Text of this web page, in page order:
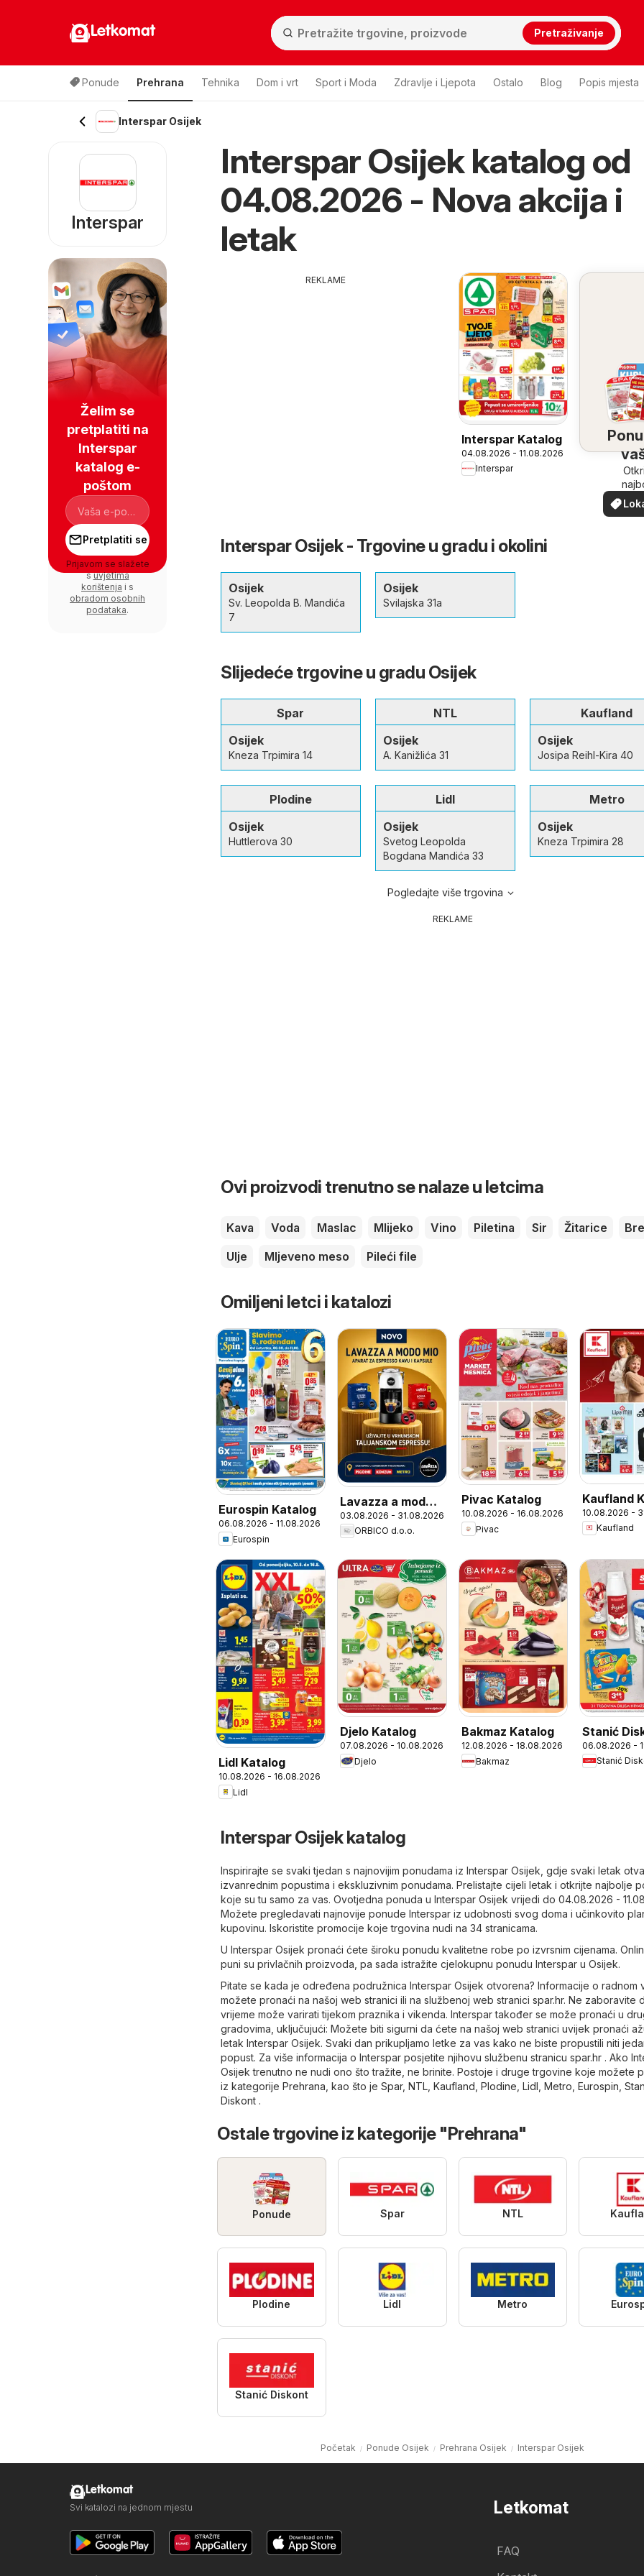
Letkomat Pretraživanje
Ponude Prehrana Tehnika Dom i vrt Sport i Moda Zdravlje i Ljepota Ostalo Blog Popis mjesta
Interspar Osijek
Interspar Osijek katalog od
04.08.2026 - Nova akcija i
letak
REKLAME
Interspar Katalog
04.08.2026 - 11.08.2026
Interspar
vašoj
Interspar Osijek - Trgovine u gradu i okolini
Osijek
Sv. Leopolda B. Mandića
7
Osijek
Svilajska 31a
Slijedeće trgovine u gradu Osijek
Spar
Osijek
Kneza Trpimira 14
NTL
Osijek
A. Kanižlića 31
Kaufland
Osijek
Josipa Reihl-Kira 40
Plodine
Osijek
Huttlerova 30
Lidl
Osijek
Svetog Leopolda
Bogdana Mandića 33
Metro
Osijek
Kneza Trpimira 28
Pogledajte više trgovina
REKLAME
Ovi proizvodi trenutno se nalaze u letcima
Kava Voda Maslac Mlijeko Vino Piletina Sir Žitarice
Ulje
Mljeveno meso Pileći file
Omiljeni letci i katalozi
Eurospin Katalog
06.08.2026 - 11.08.2026
Eurospin
Lavazza a modo
mio
03.08.2026 - 31.08.2026
ORBICO d.o.o.
Pivac Katalog
10.08.2026 - 16.08.2026
Pivac
Kaufland
10.08.2026 -
Kaufland
Lidl Katalog
10.08.2026 - 16.08.2026
Lidl
Djelo Katalog
07.08.2026 - 10.08.2026
Djelo
Bakmaz Katalog
12.08.2026 - 18.08.2026
Bakmaz
Stanić
Katalog
06.08.2026 -
Stanić
Interspar Osijek katalog
Inspirirajte se svaki tjedan s najnovijim ponudama iz Interspar Osijek, gdje svaki letak
izvanrednim popustima i ekskluzivnim ponudama. Prelistajte cijeli letak i otkrijte najbolje
koje su tu samo za vas. Ovotjedna ponuda u Interspar Osijek vrijedi do 04.08.2026 -
Možete pregledavati najnovije ponude Interspar iz udobnosti svog doma i učinkovito
kupovinu. Iskoristite promocije koje trgovina nudi na 34 stranicama.
U Interspar Osijek pronaći ćete široku ponudu kvalitetne robe po izvrsnim cijenama.
puni su privlačnih proizvoda, pa sada istražite cjelokupnu ponudu Interspar u Osijek.
Pitate se kada je određena podružnica Interspar Osijek otvorena? Informacije o radnom
možete pronaći na našoj web stranici ili na službenoj web stranici spar.hr. Ne zaboravite
vrijeme može varirati tijekom praznika i vikenda. Interspar također se može pronaći u
gradovima, uključujući: Možete biti sigurni da ćete na našoj web stranici uvijek pronaći
letak Interspar Osijek. Svaki dan prikupljamo letke za vas kako ne biste propustili niti
popust. Za više informacija o Interspar posjetite njihovu službenu stranicu spar.hr . Ako
Osijek trenutno ne nudi ono što tražite, ne brinite. Postoje i druge trgovine koje možete
iz kategorije Prehrana , kao što je Spar, NTL Kaufland Plodine Lidl Metro Eurospin
Diskont .
Ostale trgovine iz kategorije "Prehrana"
Ponude Spar NTL
Plodine Lidl Metro
Stanić Diskont
Početak Ponude Osijek Prehrana Osijek Interspar Osijek
Interspar
Želim se
pretplatiti na
Interspar
katalog e-
poštom
Pretplatiti se
Prijavom se slažete
suvjetima
korištenja i s
obradom osobnih
podataka.
Letkomat
FAQ
Letkomat
Svi katalozi na jednom mjestu